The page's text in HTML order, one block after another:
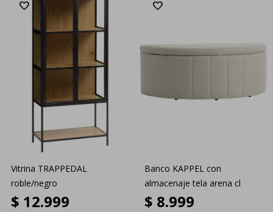
Vitrina TRAPPEDAL
roble/negro
$ 12.999
Banco KAPPEL con
almacenaje tela arena cl
$ 8.999